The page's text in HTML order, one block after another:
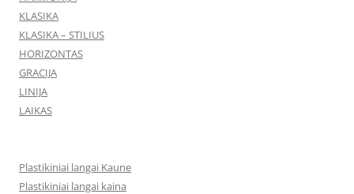
KLASIKA
KLASIKA – STILIUS
HORIZONTAS
GRACIJA
LINIJA
LAIKAS
Plastikiniai langai Kaune
Plastikiniai langai kaina